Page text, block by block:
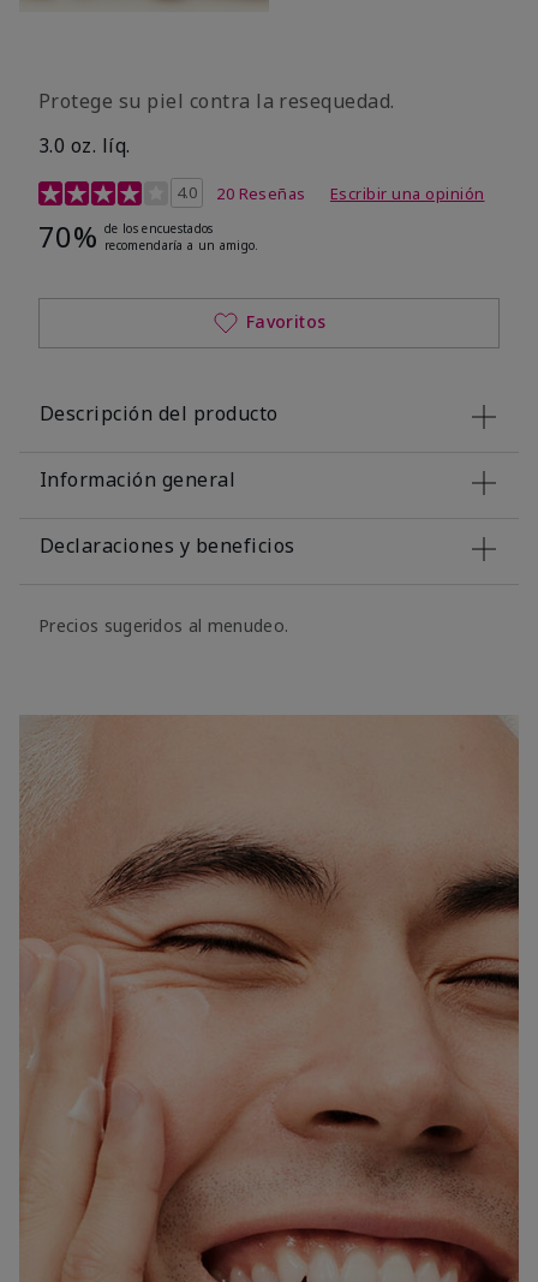
Protege su piel contra la resequedad.
3.0 oz. líq.
Calificación de clientes de 3,7 de 5
4.0 20 Reseñas Escribir una opinión
70% de los encuestados
recomendaría a un amigo.
Favoritos
Descripción del producto
Información general
Declaraciones y beneficios
Precios sugeridos al menudeo.